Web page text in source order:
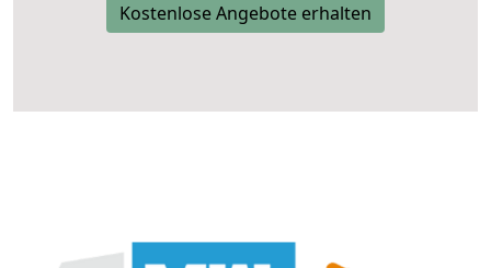
Kostenlose Angebote erhalten